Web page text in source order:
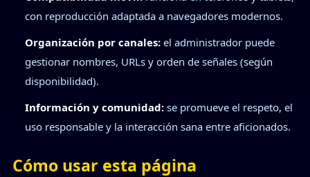
con reproducción adaptada a navegadores modernos.
Organización por canales: el administrador puede
gestionar nombres, URLs y orden de señales (según
disponibilidad).
Información y comunidad: se promueve el respeto, el
uso responsable y la interacción sana entre aficionados.
Cómo usar esta página